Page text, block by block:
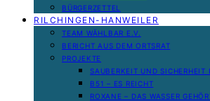
BÜRGERZETTEL
RILCHINGEN-HANWEILER
TEAM WÄHLBAR E.V.
BERICHT AUS DEM ORTSRAT
PROJEKTE
SAUBERKEIT UND SICHERHEIT
B51 – ES REICHT
ROXANE – DAS WASSER